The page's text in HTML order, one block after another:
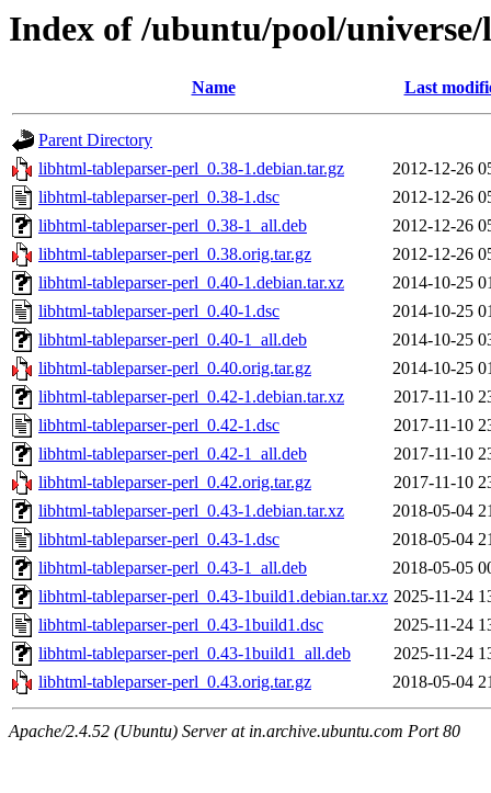
Index of /ubuntu/pool/
Name Last
Parent Directory
libhtml-tableparser-perl_0.38-1.debian.tar.gz
2012-12-26
libhtml-tableparser-perl_0.38-1.dsc
2012-12-26
libhtml-tableparser-perl_0.38-1_all.deb
2012-12-26
libhtml-tableparser-perl_0.38.orig.tar.gz
2012-12-26
libhtml-tableparser-perl_0.40-1.debian.tar.xz
2014-10-25
libhtml-tableparser-perl_0.40-1.dsc
2014-10-25
libhtml-tableparser-perl_0.40-1_all.deb
2014-10-25
libhtml-tableparser-perl_0.40.orig.tar.gz
2014-10-25
libhtml-tableparser-perl_0.42-1.debian.tar.xz
2017-11-10
libhtml-tableparser-perl_0.42-1.dsc
2017-11-10
libhtml-tableparser-perl_0.42-1_all.deb
2017-11-10
libhtml-tableparser-perl_0.42.orig.tar.gz
2017-11-10
libhtml-tableparser-perl_0.43-1.debian.tar.xz
2018-05-04
libhtml-tableparser-perl_0.43-1.dsc
2018-05-04
libhtml-tableparser-perl_0.43-1_all.deb
2018-05-05
libhtml-tableparser-perl_0.43-1build1.debian.tar.xz 2025-11-24
libhtml-tableparser-perl_0.43-1build1.dsc
2025-11-24
libhtml-tableparser-perl_0.43-1build1_all.deb
2025-11-24
libhtml-tableparser-perl_0.43.orig.tar.gz
2018-05-04
Apache/2.4.52 (Ubuntu) Server at in.archive.ubuntu.com Port 80